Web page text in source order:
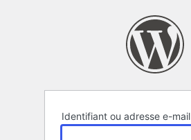
Identifiant ou adresse e-mail